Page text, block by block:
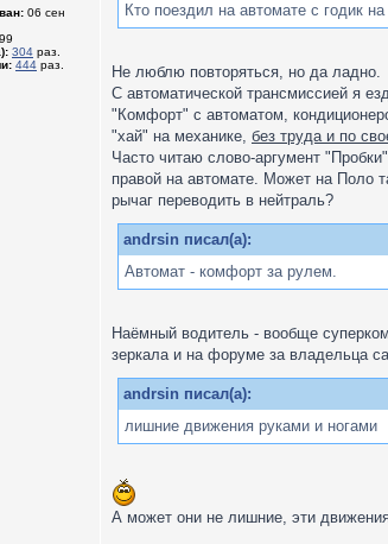
06 сен
304 раз.
444 раз.
Кто поездил на автомате с годик
Не люблю повторяться, но да ладно.
С автоматической трансмиссией я
"Комфорт" с автоматом,
"хай" на механике, без труда и по
Часто читаю слово-аргумент
правой на автомате. Может на Поло
рычаг переводить в нейтраль?
andrsin писал(а):
Автомат - комфорт за рулем.
Наёмный водитель - вообще
зеркала и на форуме за владельца
andrsin писал(а):
лишние движения руками и ногами
А может они не лишние, эти